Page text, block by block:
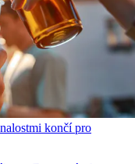
končí pro